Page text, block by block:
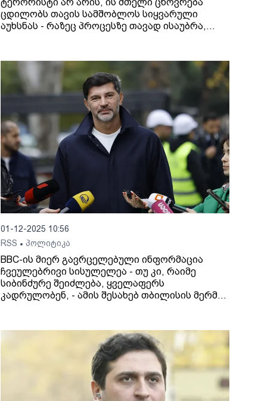
ცდილობს თავის სამშობლოს სიყვარული
აუხსნას - რაზეც პროცესზე თავად ისაუბრა,
01-12-2025 10:56
RSS • პოლიტიკა
BBC-ის მიერ გავრცელებული ინფორმაცია
ჩვეულებრივი სისულელეა - თუ კი, რაიმე
სიბინძურე შეიძლება, ყველაფერს
კადრულობენ, - ამის შესახებ თბილისის მერმა
გამოქვეყნებული მასალის შეფასებისას
განაცხადა.